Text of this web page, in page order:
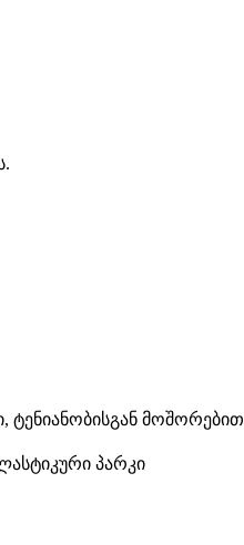
ტენიანობისგან მოშორებით
პარკი